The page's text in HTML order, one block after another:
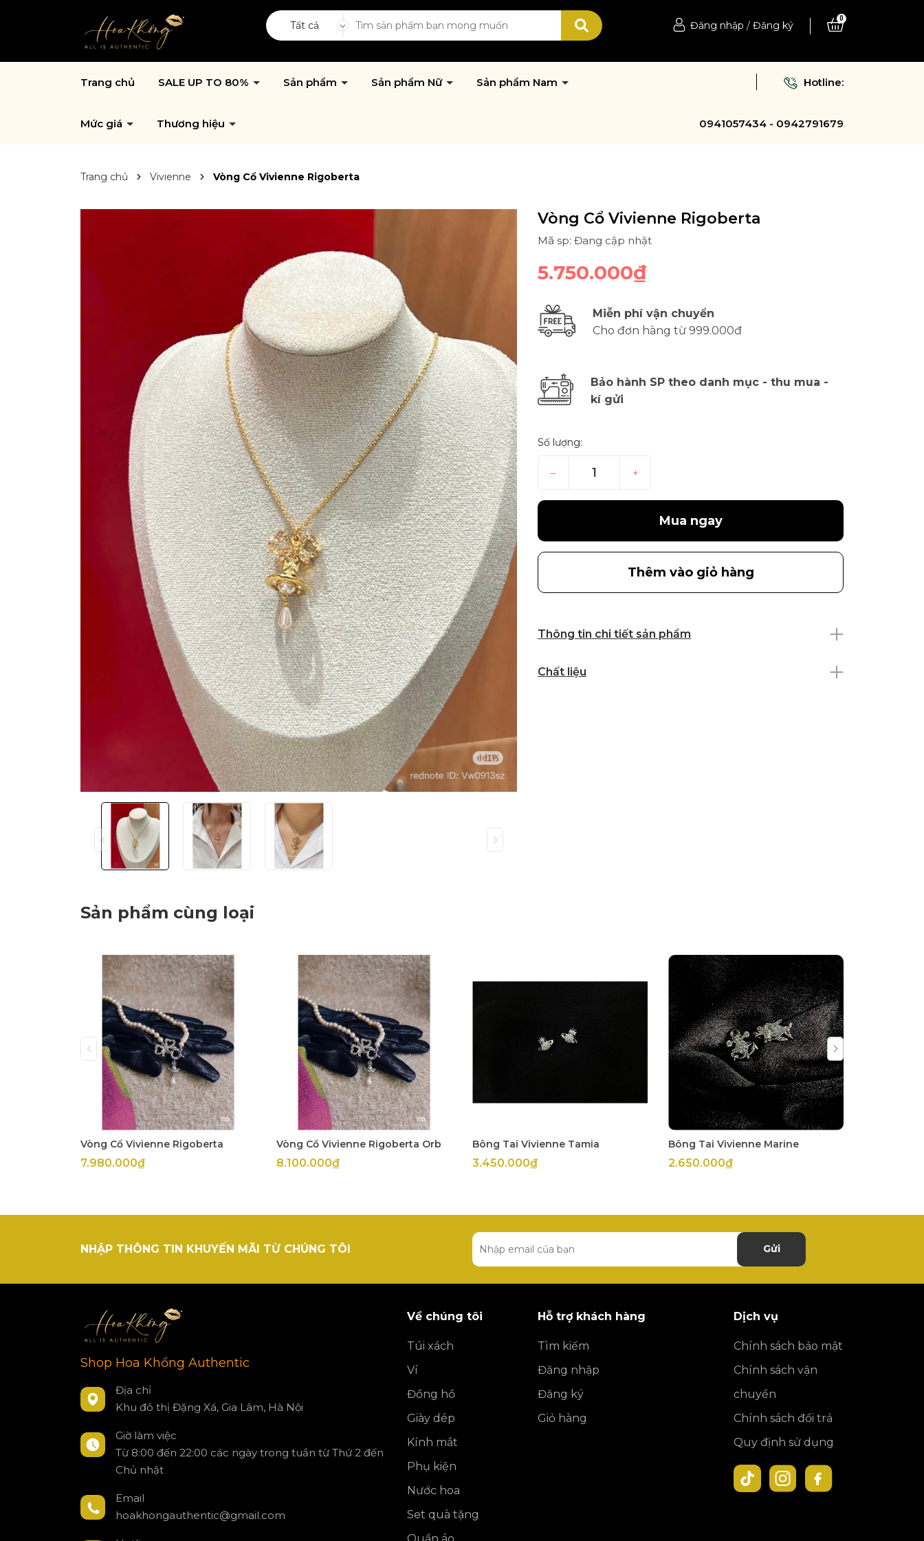
Tất cả Đăng nhập / Đăng ký
0
Trang chủ SALE UP TO 80% Sản phẩm Sản phẩm Nữ Sản phẩm Nam
Mức giá Thương hiệu
Hotline:
0941057434 - 0942791679
Trang chủ Vivienne Vòng Cổ Vivienne Rigoberta
Vòng Cổ Vivienne Rigoberta
Mã sp: Đang cập nhật
5.750.000₫
Miễn phí vận chuyển
Cho đơn hàng từ 999.000đ
Bảo hành SP theo danh mục - thu mua -
kí gửi
Số lượng:
– +
Mua ngay
Thêm vào giỏ hàng
Thông tin chi tiết sản phẩm
Chất liệu
Sản phẩm cùng loại
Vòng Cổ Vivienne Rigoberta
7.980.000₫
Vòng Cổ Vivienne Rigoberta Orb
8.100.000₫
Bông Tai Vivienne Tamia
3.450.000₫
Bông Tai Vivienne Marine
2.650.000₫
NHẬP THÔNG TIN KHUYẾN MÃI TỪ CHÚNG TÔI Gửi
Shop Hoa Khổng Authentic
Địa chỉ
Khu đô thị Đặng Xá, Gia Lâm, Hà Nội
Giờ làm việc
Từ 8:00 đến 22:00 các ngày trong tuần từ Thứ 2 đến
Chủ nhật
Email
hoakhongauthentic@gmail.com
Về chúng tôi
Túi xách
Ví
Đồng hồ
Giày dép
Kính mắt
Phụ kiện
Nước hoa
Set quà tặng
Quần áo
Hỗ trợ khách hàng
Tìm kiếm
Đăng nhập
Đăng ký
Giỏ hàng
Dịch vụ
Chính sách bảo mật
Chính sách vận
chuyển
Chính sách đổi trả
Quy định sử dụng